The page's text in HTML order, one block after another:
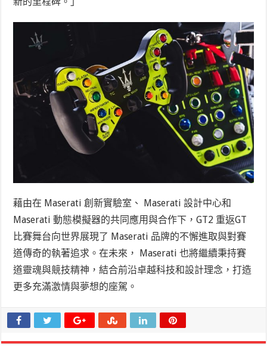
藉由在 Maserati 創新實驗室、 Maserati 設計中心和
Maserati 動態模擬器的共同應用與合作下，GT2 重返GT
比賽舞台向世界展現了 Maserati 品牌的不懈進取與對賽
道傳奇的執著追求。在未來， Maserati 也將繼續秉持賽
道靈魂與競技精神，結合前沿卓越科技和設計理念，打造
更多充滿激情與夢想的座駕。